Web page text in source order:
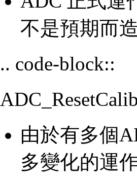
不是預期而
.. code-block::
由於有多個
多變化的運